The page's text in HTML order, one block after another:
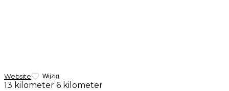
Website Wijzig
13 kilometer 6 kilometer